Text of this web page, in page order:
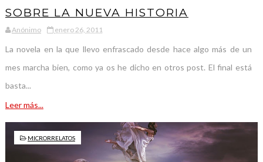
SOBRE LA NUEVA HISTORIA
Anónimo enero 26, 2011
La novela en la que llevo enfrascado desde hace algo más de un
mes marcha bien, como ya os he dicho en otros post. El final está
basta...
Leer más...
MICRORRELATOS